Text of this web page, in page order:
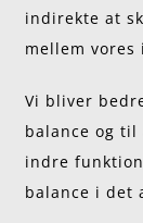
indirekte at
mellem
Vi bliver
balance og
indre
balance i det